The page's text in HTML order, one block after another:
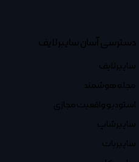
دسترسی آسان سایبرلایف
سایبرلایف
مجله هوشمند
استودیو واقعیت مجازی
سایبرشاپ
سایبربات